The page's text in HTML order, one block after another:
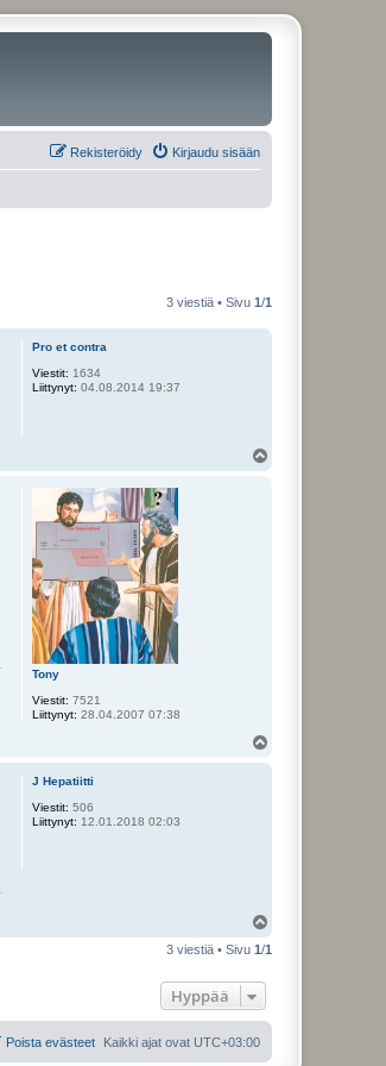
Kirjaudu sisään
Rekisteröidy
3 viestiä • Sivu 1/1
Pro et contra
Viestit: 1634
Liittynyt: 04.08.2014 19:37
Tony
Viestit: 7521
Liittynyt: 28.04.2007 07:38
J Hepatiitti
Viestit: 506
Liittynyt: 12.01.2018 02:03
ö
3 viestiä • Sivu 1/1
Hyppää
Kaikki ajat ovat UTC+03:00
Poista evästeet